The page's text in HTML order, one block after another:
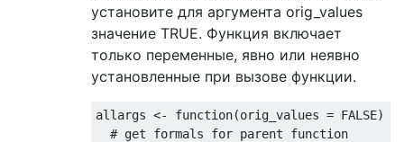
установите для аргумента orig_values ​​
значение TRUE. Функция включает
только переменные, явно или неявно
установленные при вызове функции.
allargs <- function(orig_values = FALSE) {
# get formals for parent function